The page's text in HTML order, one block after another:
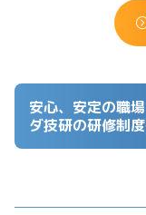
安心、安定の職
ダ技研の研修制